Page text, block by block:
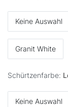
Keine Auswahl
Granit White
Schürtzenfarbe:
Keine Auswahl